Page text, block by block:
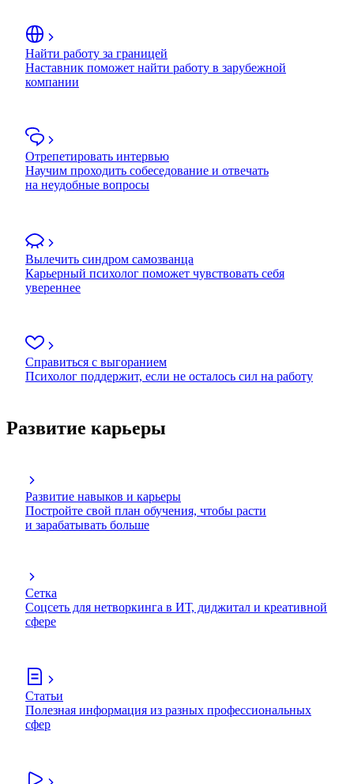
Найти работу за границей
Наставник поможет найти работу в зарубежной
компании
Отрепетировать интервью
Научим проходить собеседование и отвечать
на неудобные вопросы
Вылечить синдром самозванца
Карьерный психолог поможет чувствовать себя
увереннее
Справиться с выгоранием
Психолог поддержит, если не осталось сил на работу
Развитие карьеры
Развитие навыков и карьеры
Постройте свой план обучения, чтобы расти
и зарабатывать больше
Сетка
Соцсеть для нетворкинга в ИТ, диджитал и креативной
сфере
Статьи
Полезная информация из разных профессиональных
сфер